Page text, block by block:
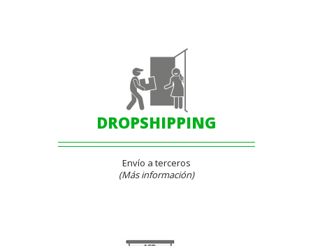
DROPSHIPPING
Envío a terceros
(Más información)